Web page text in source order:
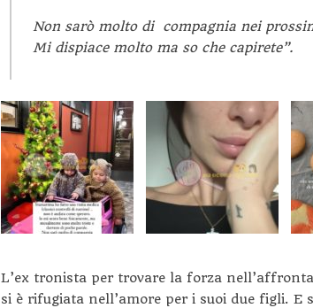
Non sarò molto di compagnia nei
Mi dispiace molto ma so che capirete”.
L’ex tronista per trovare la forza
si è rifugiata nell’amore per i suoi due figli. E